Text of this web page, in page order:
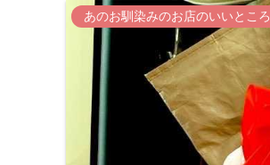
あのお馴染みのお店のいいところ